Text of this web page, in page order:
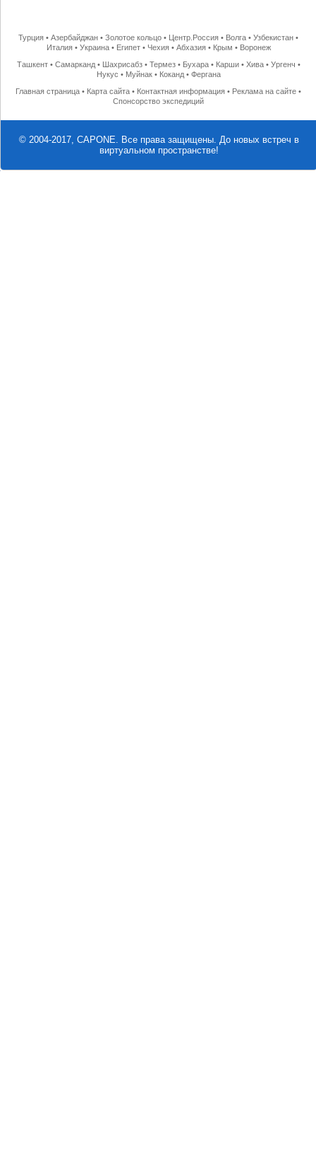
Турция •Азербайджан •Золотое кольцо • Центр.Россия • Волга •Узбекистан •
Италия• Украина• Египет• Чехия• Абхазия• Крым • Воронеж
Ташкент• Самарканд• Шахрисабз• Термез• Бухара• Карши• Хива• Ургенч •
Нукус • Муйнак• Коканд• Фергана
Главная страница • Карта сайта • Контактная информация • Реклама на сайте •
Спонсорство экспедиций
© 2004-2017, CAPONE. Все права защищены. До новых встреч в
виртуальном пространстве!